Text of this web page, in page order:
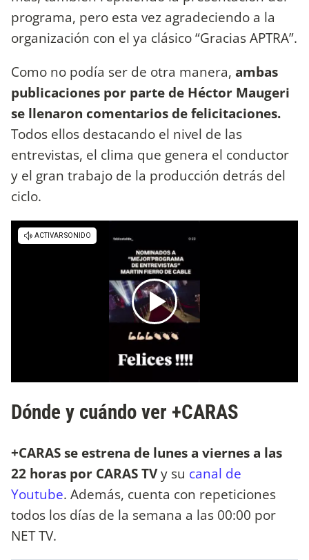
programa, pero esta vez agradeciendo a la
organización con el ya clásico “Gracias APTRA”.
Como no podía ser de otra manera, ambas
publicaciones por parte de Héctor Maugeri
se llenaron comentarios de felicitaciones.
Todos ellos destacando el nivel de las
entrevistas, el clima que genera el conductor
y el gran trabajo de la producción detrás del
ciclo.
Dónde y cuándo ver +CARAS
+CARAS se estrena de lunes a viernes a las
22 horas por CARAS TVy su canal de
Youtube. Además, cuenta con repeticiones
todos los días de la semana a las 00:00 por
NET TV.